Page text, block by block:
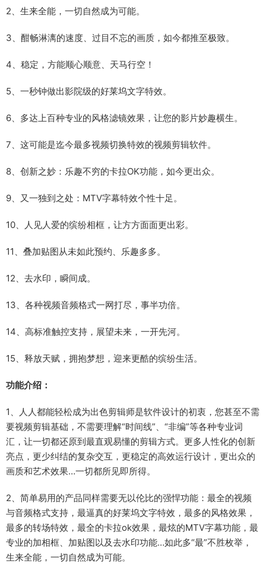
2、生来全能，一切自然成为可能。
3、酣畅淋漓的速度、过目不忘的画质，如今都推至极致。
4、稳定，方能顺心顺意、天马行空！
5、一秒钟做出影院级的好莱坞文字特效。
6、多达上百种专业的风格滤镜效果，让您的影片妙趣横生。
7、这可能是迄今最多视频切换特效的视频剪辑软件。
8、创新之妙：乐趣不穷的卡拉OK功能，如今更出众。
9、又一独到之处：MTV字幕特效个性十足。
10、人见人爱的缤纷相框，让方方面面更出彩。
11、叠加贴图从未如此预约、乐趣多多。
12、去水印，瞬间成。
13、各种视频音频格式一网打尽，事半功倍。
14、高标准触控支持，展望未来，一开先河。
15、释放天赋，拥抱梦想，迎来更酷的缤纷生活。
功能介绍：
1、人人都能轻松成为出色剪辑师是软件设计的初衷，您甚至不需
要视频剪辑基础，不需要理解“时间线”、“非编”等各种专业词
汇，让一切都还原到最直观易懂的剪辑方式。更多人性化的创新
亮点，更少纠结的复杂交互，更稳定的高效运行设计，更出众的
画质和艺术效果…一切都所见即所得。
2、简单易用的产品同样需要无以伦比的强悍功能：最全的视频
与音频格式支持，最逼真的好莱坞文字特效，最多的风格效果，
最多的转场特效，最全的卡拉ok效果，最炫的MTV字幕功能，最
专业的加相框、加贴图以及去水印功能…如此多“最”不胜枚举，
生来全能，一切自然成为可能。